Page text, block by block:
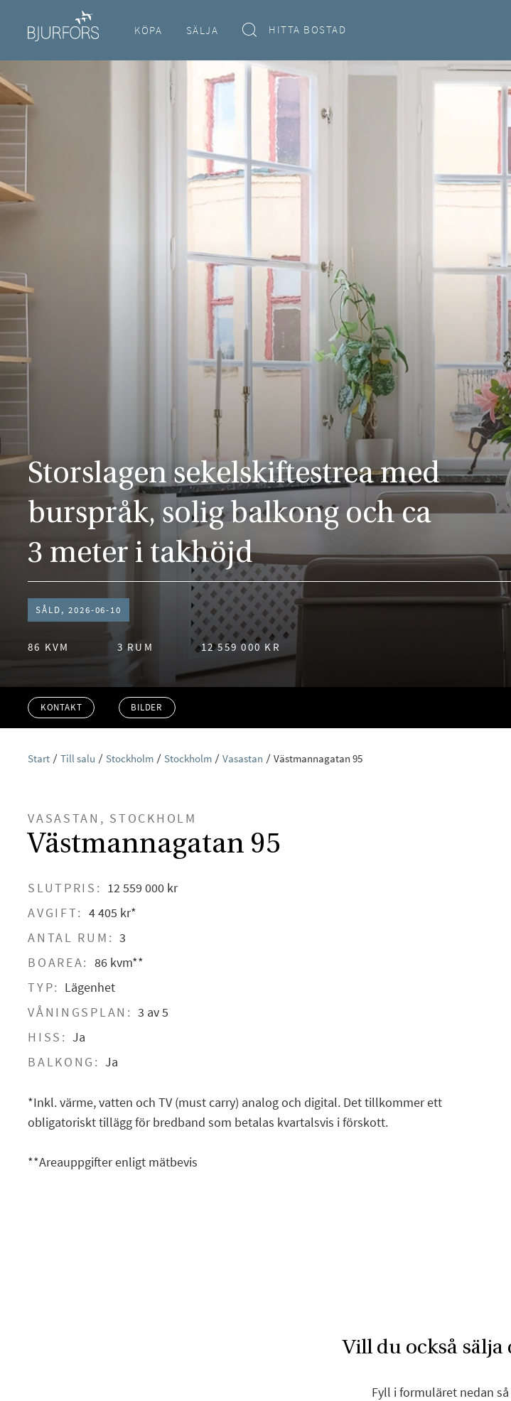
KÖPA SÄLJA HITTA BOSTAD
Storslagen sekelskiftestrea med
burspråk, solig balkong och ca
3 meter i takhöjd
SÅLD, 2026-06-10
86 KVM 3 RUM 12 559 000 KR
KONTAKT BILDER
Start Till salu Stockholm Stockholm Vasastan Västmannagatan 95
VASASTAN, STOCKHOLM
Västmannagatan 95
SLUTPRIS: 12 559 000 kr
AVGIFT: 4 405 kr*
ANTAL RUM: 3
BOAREA: 86 kvm**
TYP: Lägenhet
VÅNINGSPLAN: 3 av 5
HISS: Ja
BALKONG: Ja
*Inkl. värme, vatten och TV (must carry) analog och digital. Det tillkommer ett
obligatoriskt tillägg för bredband som betalas kvartalsvis i förskott.
**Areauppgifter enligt mätbevis
Vill du också sälja
Fyll i formuläret nedan